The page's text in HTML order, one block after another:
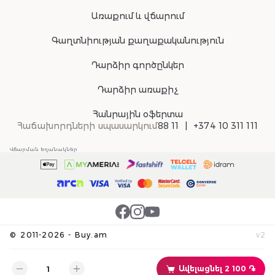
Ավելացնել 2 100 ֏
Առաքում և վճարում
Գաղտնիության քաղաքականություն
Դարձիր գործընկեր
Դարձիր առաքիչ
Հանրային օֆերտա
Հաճախորդների սպասարկում88 11 +374 10 311 111
© 2011-2026 - Buy.am v2
Վճարման եղանակներ